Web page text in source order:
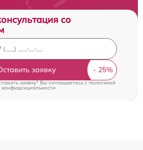
со
заявку
заявку" Вы соглашаетесь cполитикой
конфиденциальности